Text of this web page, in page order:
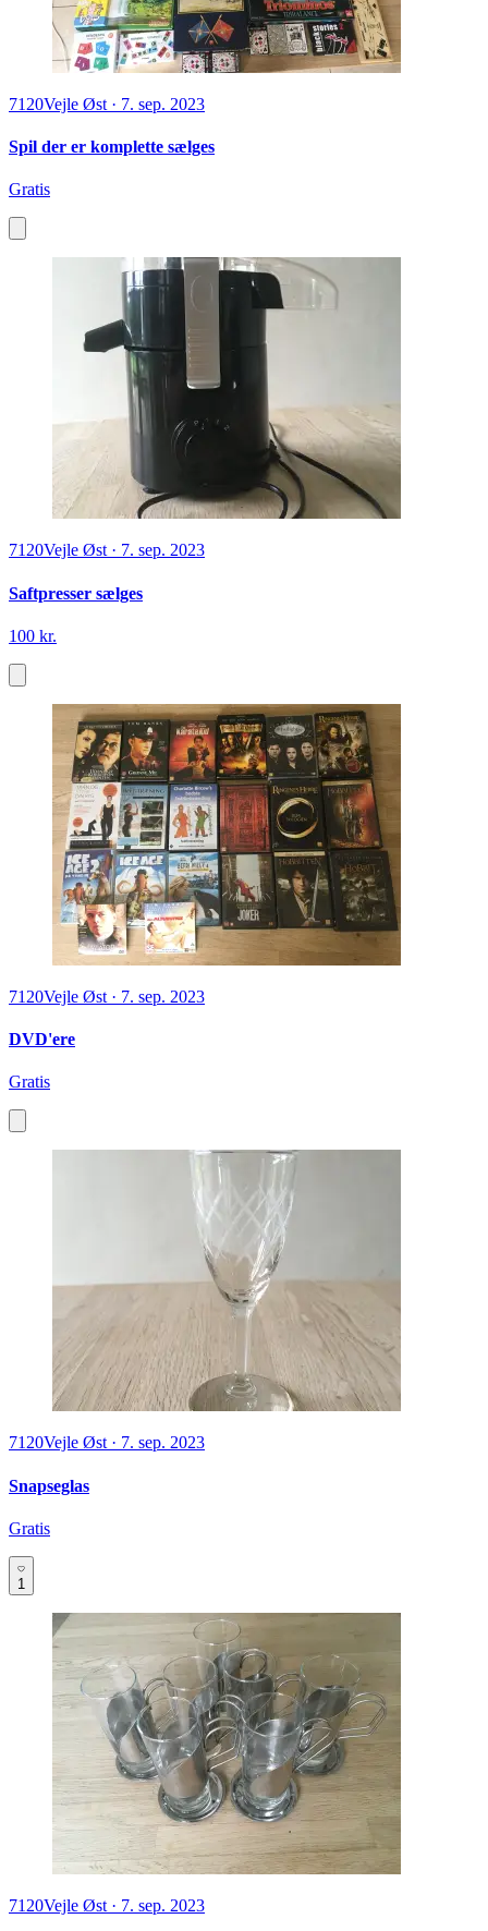
7120Vejle Øst · 7. sep. 2023
Spil der er komplette sælges
Gratis
7120Vejle Øst · 7. sep. 2023
Saftpresser sælges
100 kr.
7120Vejle Øst · 7. sep. 2023
DVD'ere
Gratis
7120Vejle Øst · 7. sep. 2023
Snapseglas
Gratis
1
7120Vejle Øst · 7. sep. 2023